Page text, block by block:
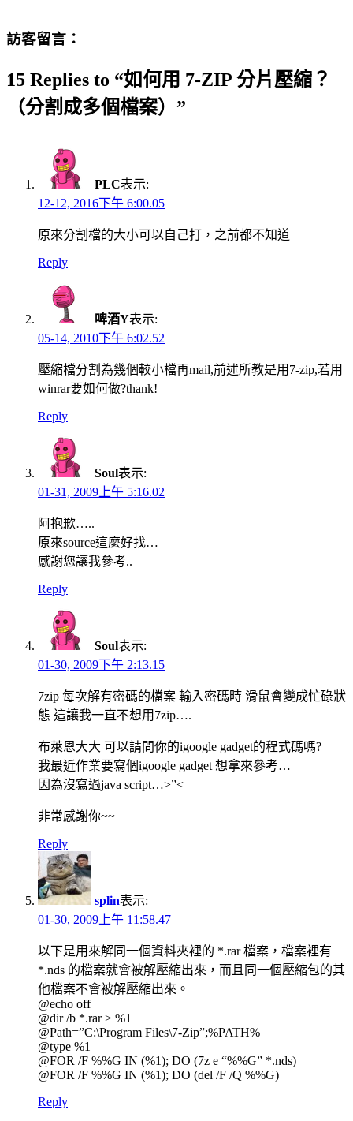
訪客留言：
15 Replies to “如何用 7-ZIP 分片壓縮？
（分割成多個檔案）”
PLC表示:
12-12, 2016下午 6:00.05
原來分割檔的大小可以自己打，之前都不知道
Reply
啤酒Y表示:
05-14, 2010下午 6:02.52
壓縮檔分割為幾個較小檔再mail,前述所教是用7-zip,若用
winrar要如何做?thank!
Reply
Soul表示:
01-31, 2009上午 5:16.02
阿抱歉…..
原來source這麼好找…
感謝您讓我參考..
Reply
Soul表示:
01-30, 2009下午 2:13.15
7zip 每次解有密碼的檔案 輸入密碼時 滑鼠會變成忙碌狀
態 這讓我一直不想用7zip….
布萊恩大大 可以請問你的igoogle gadget的程式碼嗎?
我最近作業要寫個igoogle gadget 想拿來參考…
因為沒寫過java script…>”<
非常感謝你~~
Reply
splin表示:
01-30, 2009上午 11:58.47
以下是用來解同一個資料夾裡的 *.rar 檔案，檔案裡有
*.nds 的檔案就會被解壓縮出來，而且同一個壓縮包的其
他檔案不會被解壓縮出來。
@echo off
@dir /b *.rar > %1
@Path=”C:\Program Files\7-Zip”;%PATH%
@type %1
@FOR /F %%G IN (%1); DO (7z e “%%G” *.nds)
@FOR /F %%G IN (%1); DO (del /F /Q %%G)
Reply